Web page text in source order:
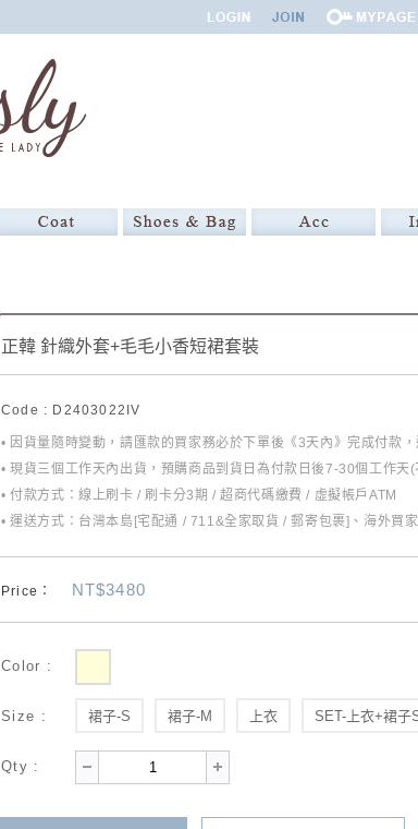
正韓 針織外套+毛毛小香短裙套裝
Code : D2403022IV
• 因貨量隨時變動，請匯款的買家務必於下單後《3天內》完成付款
• 現貨三個工作天內出貨，預購商品到貨日為付款日後7-30個工作天
• 付款方式：線上刷卡 / 刷卡分3期 / 超商代碼繳費 / 虛擬帳戶ATM
• 運送方式：台灣本島[宅配通 / 711&全家取貨 / 郵寄包裹]、海外買
Price： NT$3480
Color :
Size : 裙子-S 裙子-M 上衣 SET-上衣+裙子
Qty :